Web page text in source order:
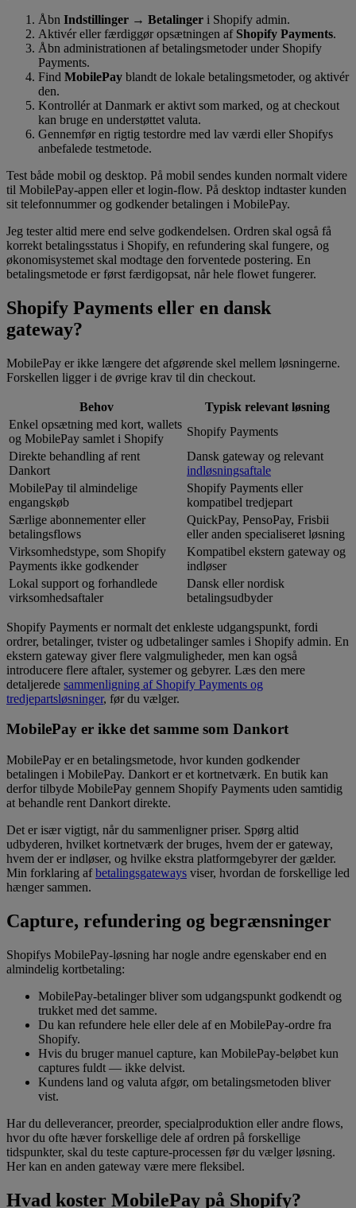
Åbn Indstillinger → Betalinger i Shopify admin.
Aktivér eller færdiggør opsætningen af Shopify Payments.
Åbn administrationen af betalingsmetoder under Shopify
Payments.
Find MobilePay blandt de lokale betalingsmetoder, og aktivér
den.
Kontrollér at Danmark er aktivt som marked, og at checkout
kan bruge en understøttet valuta.
Gennemfør en rigtig testordre med lav værdi eller Shopifys
anbefalede testmetode.
Test både mobil og desktop. På mobil sendes kunden normalt videre
til MobilePay-appen eller et login-flow. På desktop indtaster kunden
sit telefonnummer og godkender betalingen i MobilePay.
Jeg tester altid mere end selve godkendelsen. Ordren skal også få
korrekt betalingsstatus i Shopify, en refundering skal fungere, og
økonomisystemet skal modtage den forventede postering. En
betalingsmetode er først færdigopsat, når hele flowet fungerer.
Shopify Payments eller en dansk
gateway?
MobilePay er ikke længere det afgørende skel mellem løsningerne.
Forskellen ligger i de øvrige krav til din checkout.
Behov
Typisk relevant løsning
Enkel opsætning med kort, wallets
og MobilePay samlet i Shopify
Shopify Payments
Direkte behandling af rent
Dankort
Dansk gateway og relevant
indløsningsaftale
MobilePay til almindelige
engangskøb
Shopify Payments eller
kompatibel tredjepart
Særlige abonnementer eller
betalingsflows
QuickPay, PensoPay, Frisbii
eller anden specialiseret løsning
Virksomhedstype, som Shopify
Payments ikke godkender
Kompatibel ekstern gateway og
indløser
Lokal support og forhandlede
virksomhedsaftaler
Dansk eller nordisk
betalingsudbyder
Shopify Payments er normalt det enkleste udgangspunkt, fordi
ordrer, betalinger, tvister og udbetalinger samles i Shopify admin. En
ekstern gateway giver flere valgmuligheder, men kan også
introducere flere aftaler, systemer og gebyrer. Læs den mere
detaljerede sammenligning af Shopify Payments og
tredjepartsløsninger, før du vælger.
MobilePay er ikke det samme som Dankort
MobilePay er en betalingsmetode, hvor kunden godkender
betalingen i MobilePay. Dankort er et kortnetværk. En butik kan
derfor tilbyde MobilePay gennem Shopify Payments uden samtidig
at behandle rent Dankort direkte.
Det er især vigtigt, når du sammenligner priser. Spørg altid
udbyderen, hvilket kortnetværk der bruges, hvem der er gateway,
hvem der er indløser, og hvilke ekstra platformgebyrer der gælder.
Min forklaring afbetalingsgateways viser, hvordan de forskellige led
hænger sammen.
Capture, refundering og begrænsninger
Shopifys MobilePay-løsning har nogle andre egenskaber end en
almindelig kortbetaling:
MobilePay-betalinger bliver som udgangspunkt godkendt og
trukket med det samme.
Du kan refundere hele eller dele af en MobilePay-ordre fra
Shopify.
Hvis du bruger manuel capture, kan MobilePay-beløbet kun
captures fuldt — ikke delvist.
Kundens land og valuta afgør, om betalingsmetoden bliver
vist.
Har du delleverancer, preorder, specialproduktion eller andre flows,
hvor du ofte hæver forskellige dele af ordren på forskellige
tidspunkter, skal du teste capture-processen før du vælger løsning.
Her kan en anden gateway være mere fleksibel.
Hvad koster MobilePay på Shopify?